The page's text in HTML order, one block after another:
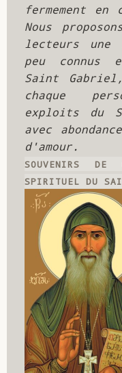
fermement
Nous
lecteurs une
peu connus
Saint
chaque
exploits du
avec
d'amour.
SOUVENIRS
SPIRITUEL DU